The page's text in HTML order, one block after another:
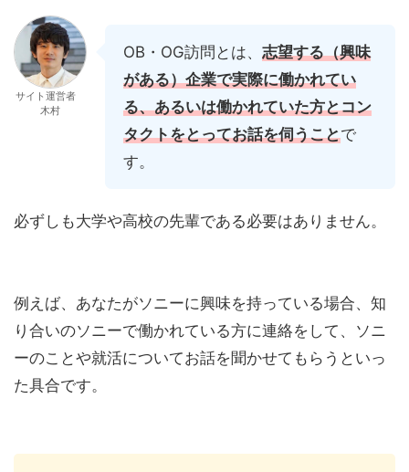
サイト運営者
木村
OB・OG訪問とは、 志望する（興味
がある）企業で実際に働かれてい
る、あるいは働かれていた方とコン
タクトをとってお話を伺うことで
す。
必ずしも大学や高校の先輩である必要はありません。
例えば、あなたがソニーに興味を持っている場合、知
り合いのソニーで働かれている方に連絡をして、ソニ
ーのことや就活についてお話を聞かせてもらうといっ
た具合です。